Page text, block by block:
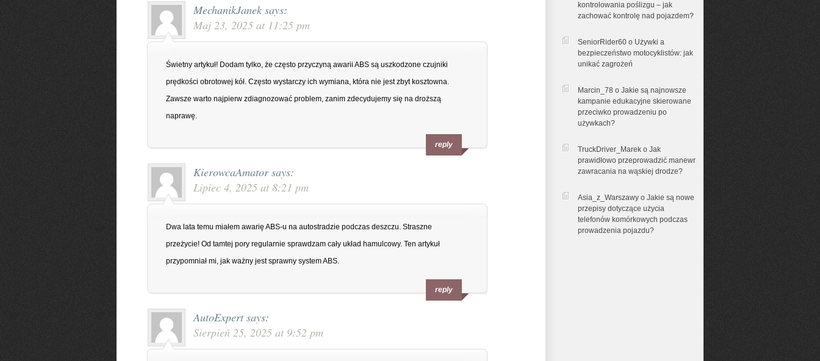
MechanikJanek says:
Maj 23, 2025 at 11:25 pm
Świetny artykuł! Dodam tylko, że często przyczyną awarii ABS są uszkodzone czujniki
prędkości obrotowej kół. Często wystarczy ich wymiana, która nie jest zbyt kosztowna.
Zawsze warto najpierw zdiagnozować problem, zanim zdecydujemy się na droższą
naprawę.
reply
KierowcaAmator says:
Lipiec 4, 2025 at 8:21 pm
Dwa lata temu miałem awarię ABS-u na autostradzie podczas deszczu. Straszne
przeżycie! Od tamtej pory regularnie sprawdzam cały układ hamulcowy. Ten artykuł
przypomniał mi, jak ważny jest sprawny system ABS.
reply
AutoExpert says:
Sierpień 25, 2025 at 9:52 pm
kontrolowania poślizgu – jak
zachować kontrolę nad pojazdem?
SeniorRider60 o Używki a
bezpieczeństwo motocyklistów: jak
unikać zagrożeń
Marcin_78 o Jakie są najnowsze
kampanie edukacyjne skierowane
przeciwko prowadzeniu po
używkach?
TruckDriver_Marek o Jak
prawidłowo przeprowadzić manewr
zawracania na wąskiej drodze?
Asia_z_Warszawy o Jakie są nowe
przepisy dotyczące użycia
telefonów komórkowych podczas
prowadzenia pojazdu?